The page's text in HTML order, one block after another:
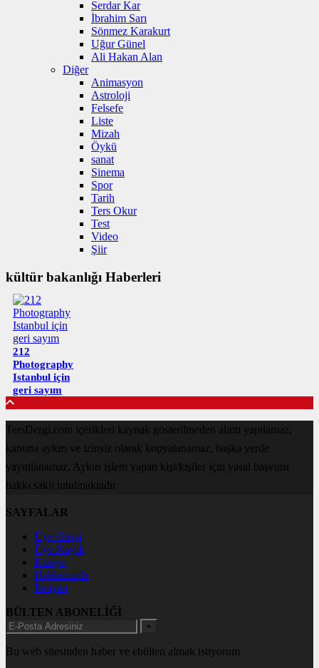
Serdar Kar
İbrahim Sarı
Sönmez Karakurt
Uğur Günel
Ali Hakan Alan
Diğer
Animasyon
Astroloji
Felsefe
Liste
Mizah
Öykü
sanat
Sinema
Spor
Tarih
Ters Okur
Test
Video
Şiir
kültür bakanlığı Haberleri
212
Photography
Istanbul için
geri sayım
TersDergi.com içerikleri kaynak gösterilmeden alıntı yapılamaz,
kanuna aykırı ve izinsiz olarak kopyalanamaz, başka yerde
yayınlanamaz. Aykırı işlem yapan kişi/kişiler için yasal başvuru
hakkı saklı tutulmaktadır.
SAYFALAR
Üye Girişi
Üye Kaydı
Künye
Hakkımızda
İletişim
BÜLTEN ABONELİĞİ
+
Bu web sitesinden haber ve ebülten almak istiyorum